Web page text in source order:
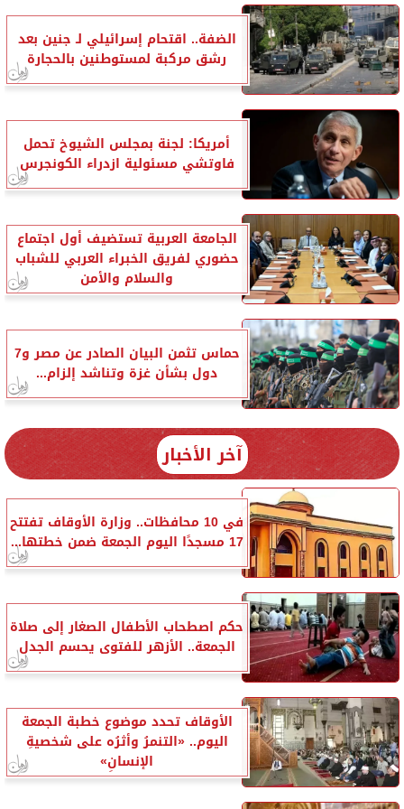
الضفة.. اقتحام إسرائيلي لـ جنين بعد
رشق مركبة لمستوطنين بالحجارة
أمريكا: لجنة بمجلس الشيوخ تحمل
فاوتشي مسئولية ازدراء الكونجرس
الجامعة العربية تستضيف أول اجتماع
حضوري لفريق الخبراء العربي للشباب
والسلام والأمن
حماس تثمن البيان الصادر عن مصر و7
دول بشأن غزة وتناشد إلزام...
آخر الأخبار
في 10 محافظات.. وزارة الأوقاف تفتتح
17 مسجدًا اليوم الجمعة ضمن خطتها...
حكم اصطحاب الأطفال الصغار إلى صلاة
الجمعة.. الأزهر للفتوى يحسم الجدل
الأوقاف تحدد موضوع خطبة الجمعة
اليوم.. «التنمرُ وأثرُه على شخصيةِ
الإنسانِ»